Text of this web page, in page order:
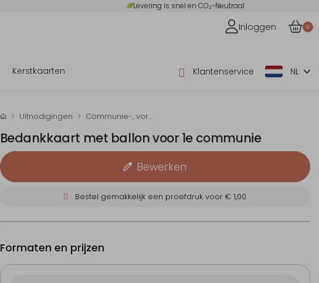
Levering is snel en CO₂-Neutraal
Inloggen 0
Kerstkaarten Klantenservice NL
Uitnodigingen Communie-, vormsel- en doop-uitnodigingen
Bedankkaart met ballon voor 1e communie
Bewerken
Bestel gemakkelijk een proefdruk voor€ 1,00
Formaten en prijzen